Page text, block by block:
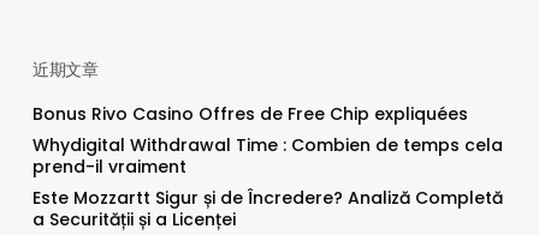
近期文章
Bonus Rivo Casino Offres de Free Chip expliquées
Whydigital Withdrawal Time : Combien de temps cela
prend-il vraiment
Este Mozzartt Sigur și de Încredere? Analiză Completă
a Securității și a Licenței